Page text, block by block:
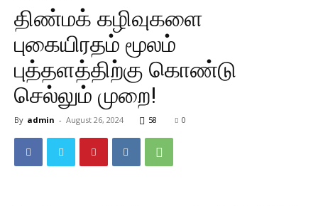
திண்மக் கழிவுகளை
புகையிரதம் மூலம்
புத்தளத்திற்கு கொண்டு
செல்லும் முறை!
By admin - August 26, 2024 58 0